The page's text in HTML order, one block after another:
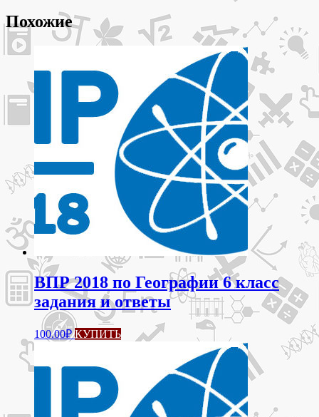
Похожие
ВПР 2018 по Географии 6 класс
задания и ответы
100.00₽ КУПИТЬ